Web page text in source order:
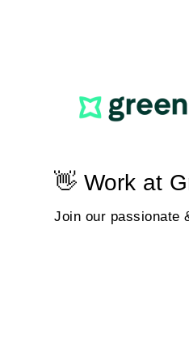
👋 Work at
Join our passionate